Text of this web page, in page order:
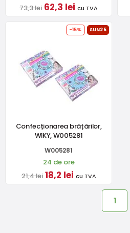
73,3 lei 62,3 lei cu TVA
-15% SUN25
Confecționarea brățărilor,
WIKY, W005281
W005281
24 de ore
21,4 lei 18,2 lei cu TVA
1